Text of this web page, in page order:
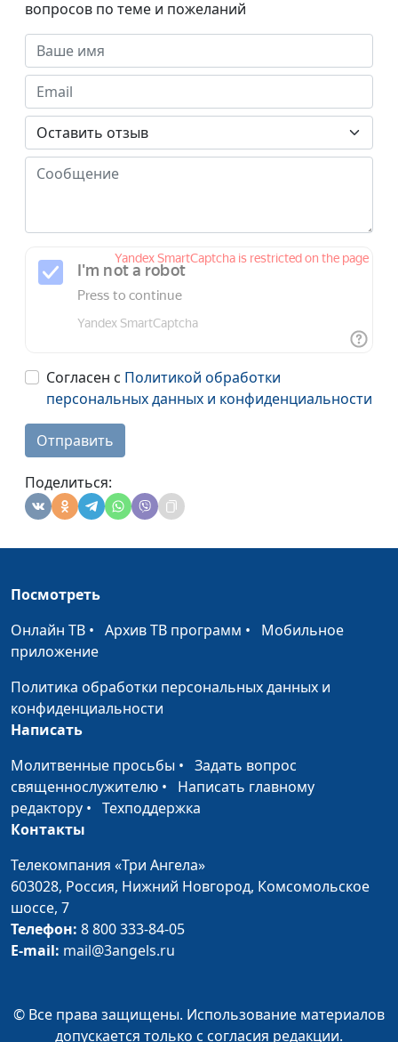
вопросов по теме и пожеланий
Согласен с Политикой обработки
персональных данных и конфиденциальности
Отправить
Поделиться:
Посмотреть
Онлайн ТВ • Архив ТВ программ • Мобильное
приложение
Политика обработки персональных данных и
конфиденциальности
Написать
Молитвенные просьбы • Задать вопрос
священнослужителю • Написать главному
редактору • Техподдержка
Контакты
Телекомпания «Три Ангела»
603028, Россия, Нижний Новгород, Комсомольское
шоссе, 7
Телефон: 8 800 333-84-05
E-mail: mail@3angels.ru
© Все права защищены. Использование материалов
допускается только с согласия редакции.